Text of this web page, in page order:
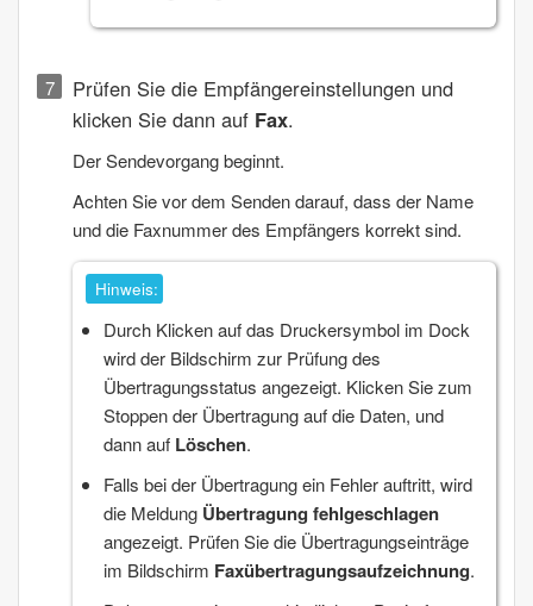
Prüfen Sie die Empfängereinstellungen und
klicken Sie dann auf Fax.
Der Sendevorgang beginnt.
Achten Sie vor dem Senden darauf, dass der Name
und die Faxnummer des Empfängers korrekt sind.
Hinweis:
Durch Klicken auf das Druckersymbol im Dock
wird der Bildschirm zur Prüfung des
Übertragungsstatus angezeigt. Klicken Sie zum
Stoppen der Übertragung auf die Daten, und
dann auf Löschen.
Falls bei der Übertragung ein Fehler auftritt, wird
die Meldung Übertragung fehlgeschlagen
angezeigt. Prüfen Sie die Übertragungseinträge
im Bildschirm Faxübertragungsaufzeichnung.